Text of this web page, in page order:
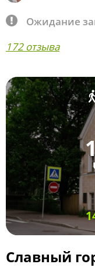
Ожидание
172 отзыва
Славный